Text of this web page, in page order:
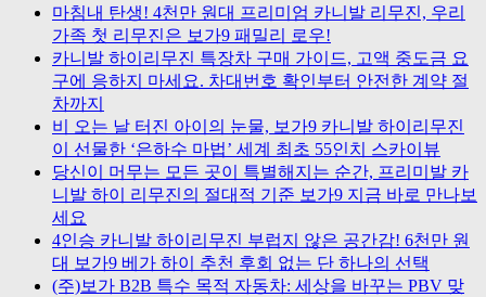
마침내 탄생! 4천만 원대 프리미엄 카니발 리무진, 우리
가족 첫 리무진은 보가9 패밀리 로우!
카니발 하이리무진 특장차 구매 가이드, 고액 중도금 요
구에 응하지 마세요. 차대번호 확인부터 안전한 계약 절
차까지
비 오는 날 터진 아이의 눈물, 보가9 카니발 하이리무진
이 선물한 ‘은하수 마법’ 세계 최초 55인치 스카이뷰
당신이 머무는 모든 곳이 특별해지는 순간, 프리미발 카
니발 하이 리무진의 절대적 기준 보가9 지금 바로 만나보
세요
4인승 카니발 하이리무진 부럽지 않은 공간감! 6천만 원
대 보가9 베가 하이 추천 후회 없는 단 하나의 선택
(주)보가 B2B 특수 목적 자동차: 세상을 바꾸는 PBV 맞